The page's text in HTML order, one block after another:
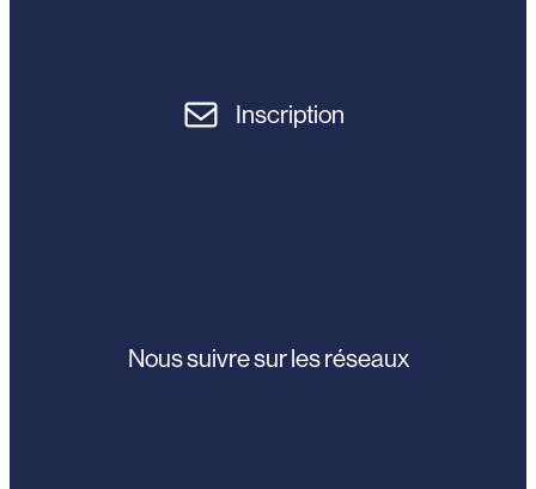
Inscription
Nous suivre sur les réseaux